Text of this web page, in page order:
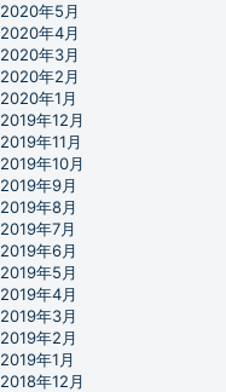
2020年5月
2020年4月
2020年3月
2020年2月
2020年1月
2019年12月
2019年11月
2019年10月
2019年9月
2019年8月
2019年7月
2019年6月
2019年5月
2019年4月
2019年3月
2019年2月
2019年1月
2018年12月